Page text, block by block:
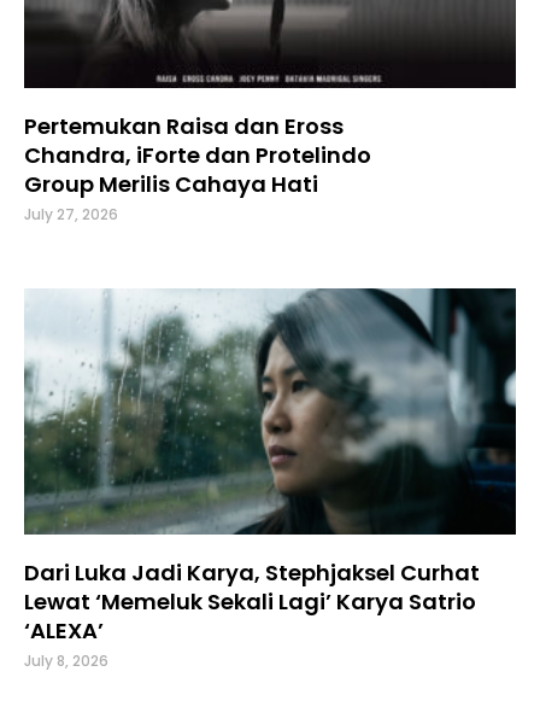
Pertemukan Raisa dan Eross
Chandra, iForte dan Protelindo
Group Merilis Cahaya Hati
July 27, 2026
Dari Luka Jadi Karya, Stephjaksel Curhat
Lewat ‘Memeluk Sekali Lagi’ Karya Satrio
‘ALEXA’
July 8, 2026